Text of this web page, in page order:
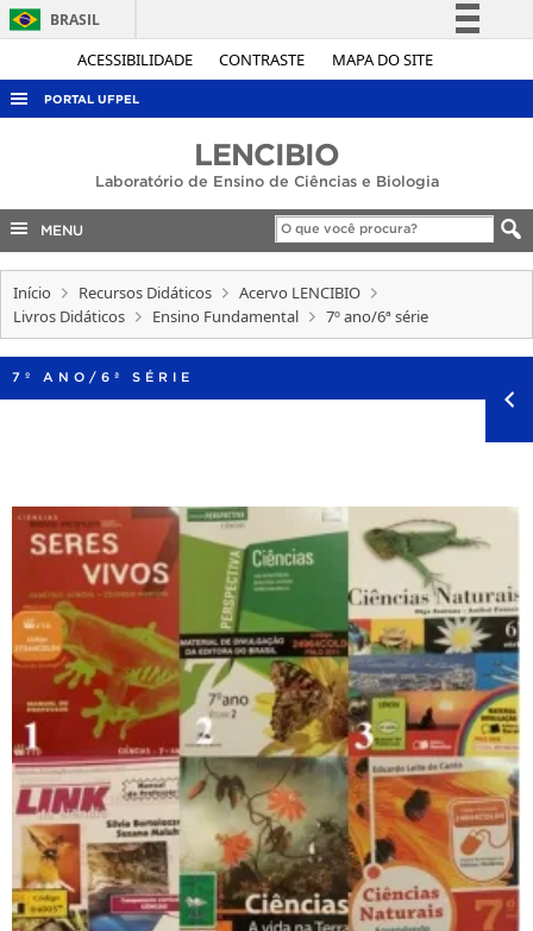
ACESSIBILIDADE CONTRASTE MAPA DO SITE
BRASIL
Simplifique!
Acesso à informação
Canais
PORTAL UFPEL
AUDITORIA
EDITAIS
INTERNACIONAL
OUVIDORIA
LENCIBIO
Laboratório de Ensino de Ciências e Biologia
MENU
Início Recursos Didáticos
Acervo LENCIBIO
Livros Didáticos
Ensino Fundamental 7º ano/6ª série
7º ANO/6ª SÉRIE